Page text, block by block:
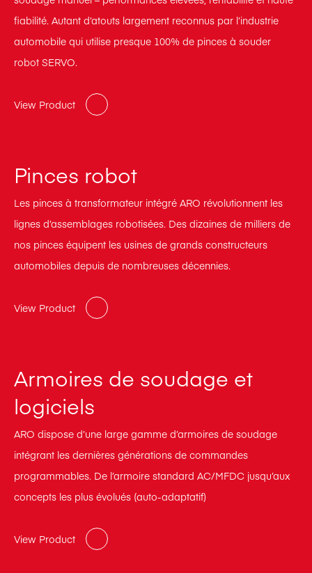
fiabilité. Autant d’atouts largement reconnus par l’industrie
automobile qui utilise presque 100% de pinces à souder
robot SERVO.
View Product
Pinces robot
Les pinces à transformateur intégré ARO révolutionnent les
lignes d’assemblages robotisées. Des dizaines de milliers de
nos pinces équipent les usines de grands constructeurs
automobiles depuis de nombreuses décennies.
View Product
Armoires de soudage et
logiciels
ARO dispose d’une large gamme d’armoires de soudage
intégrant les dernières générations de commandes
programmables. De l’armoire standard AC/MFDC jusqu’aux
concepts les plus évolués (auto-adaptatif)
View Product